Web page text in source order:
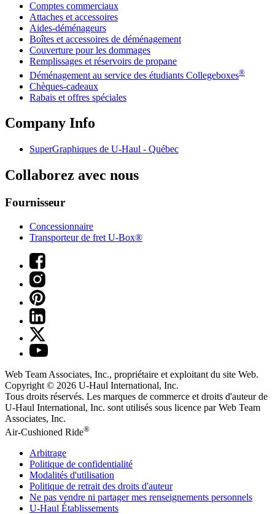
Comptes commerciaux
Attaches et accessoires
Aides-déménageurs
Boîtes et accessoires de déménagement
Couverture pour les dommages
Remplissages et réservoirs de propane
Déménagement au service des étudiants Collegeboxes®
Chèques-cadeaux
Rabais et offres spéciales
Company Info
SuperGraphiques de U-Haul - Québec
Collaborez avec nous
Fournisseur
Concessionnaire
Transporteur de fret U-Box®
Web Team Associates, Inc., propriétaire et exploitant du site Web.
Copyright © 2026 U-Haul International, Inc.
Tous droits réservés. Les marques de commerce et droits d'auteur de
U-Haul International, Inc. sont utilisés sous licence par Web Team
Associates, Inc.
Air-Cushioned Ride®
Arbitrage
Politique de confidentialité
Modalités d'utilisation
Politique de retrait des droits d'auteur
Ne pas vendre ni partager mes renseignements personnels
U-Haul Établissements